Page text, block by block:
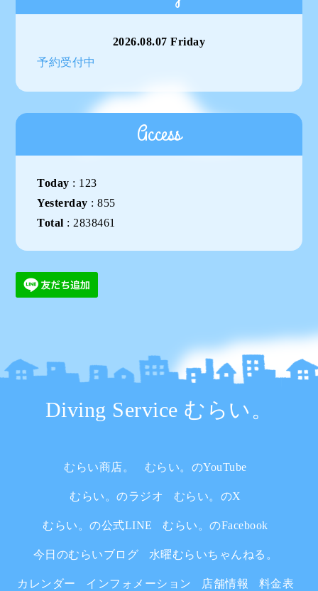
2026.08.07 Friday
予約受付中
Access
Today : 123
Yesterday :855
Total : 2838461
Diving Service むらい。
むらい商店。 むらい。のYouTube
むらい。のラジオ むらい。のX
むらい。の公式LINE むらい。のFacebook
今日のむらいブログ 水曜むらいちゃんねる。
カレンダー インフォメーション 店舗情報 料金表